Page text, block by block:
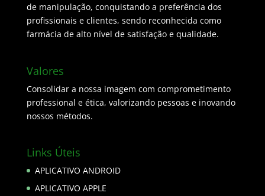
de manipulação, conquistando a preferência dos
profissionais e clientes, sendo reconhecida como
farmácia de alto nível de satisfação e qualidade.
Valores
Consolidar a nossa imagem com comprometimento
professional e ética, valorizando pessoas e inovando
nossos métodos.
Links Úteis
APLICATIVO ANDROID
APLICATIVO APPLE